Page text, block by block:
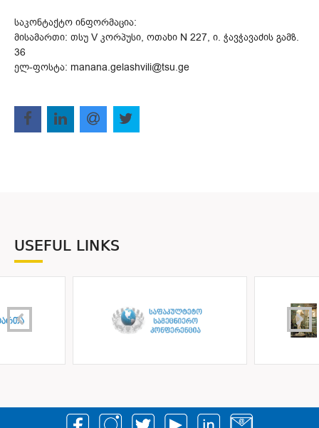
საკონტაქტო ინფორმაცია:
მისამართი: თსუ V კორპუსი, ოთახი N 227, ი. ჭავჭავაძის გამზ.
36
ელ-ფოსტა: manana.gelashvili@tsu.ge
USEFUL LINKS